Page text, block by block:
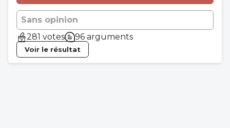
Sans opinion
281 votes
96 arguments
Voir le résultat